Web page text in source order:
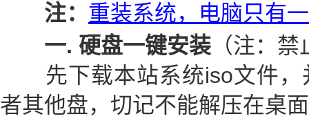
注： 重装系统，电脑只有
一. 硬盘一键安装 （注：
先下载本站系统iso文件，
者其他盘，切记不能解压在桌